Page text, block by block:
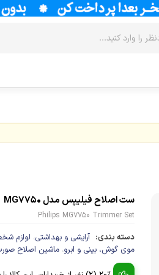
اجاق گاز
تستر نان
زودپز
وافل ساز
اسپرسو
ست اصلاح فیلیپس مدل MG7750
Philips MG7750 Trimmer Set
دسته بندی: آرایشی و بهداشتی، لوازم
موی گوش، بینی و ابرو،ماشین اصلاح